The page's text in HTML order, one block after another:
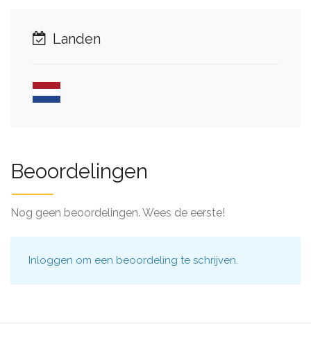
Landen
Beoordelingen
Nog geen beoordelingen. Wees de eerste!
Inloggen om een beoordeling te schrijven.